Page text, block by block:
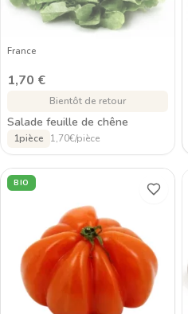
France
1,70 €
Bientôt de retour
Salade feuille de chêne
1pièce 1,70€/pièce
BIO